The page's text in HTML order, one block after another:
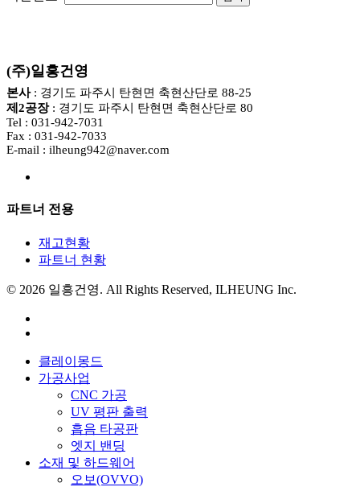
(주)일흥건영
본사: 경기도 파주시 탄현면 축현산단로 88-25
제2공장: 경기도 파주시 탄현면 축현산단로 80
Tel : 031-942-7031
Fax : 031-942-7033
E-mail : ilheung942@naver.com
파트너 전용
재고현황
파트너 현황
© 2026 일흥건영. All Rights Reserved, ILHEUNG Inc.
Close
Menu
클레이몽드
가공사업
CNC 가공
UV 평판 출력
흡음 타공판
엣지 밴딩
소재 및 하드웨어
오보(OVVO)